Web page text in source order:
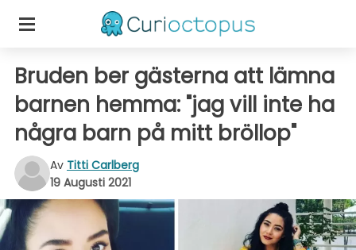
Bruden ber gästerna att lämna
barnen hemma: "jag vill inte ha
några barn på mitt bröllop"
Av Titti Carlberg
19 Augusti 2021